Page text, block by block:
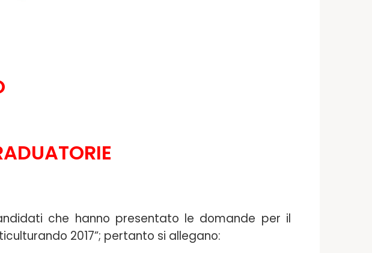
che hanno presentato le domande per il
2017”; pertanto si allegano: